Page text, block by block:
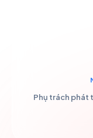
Phụ trách phát